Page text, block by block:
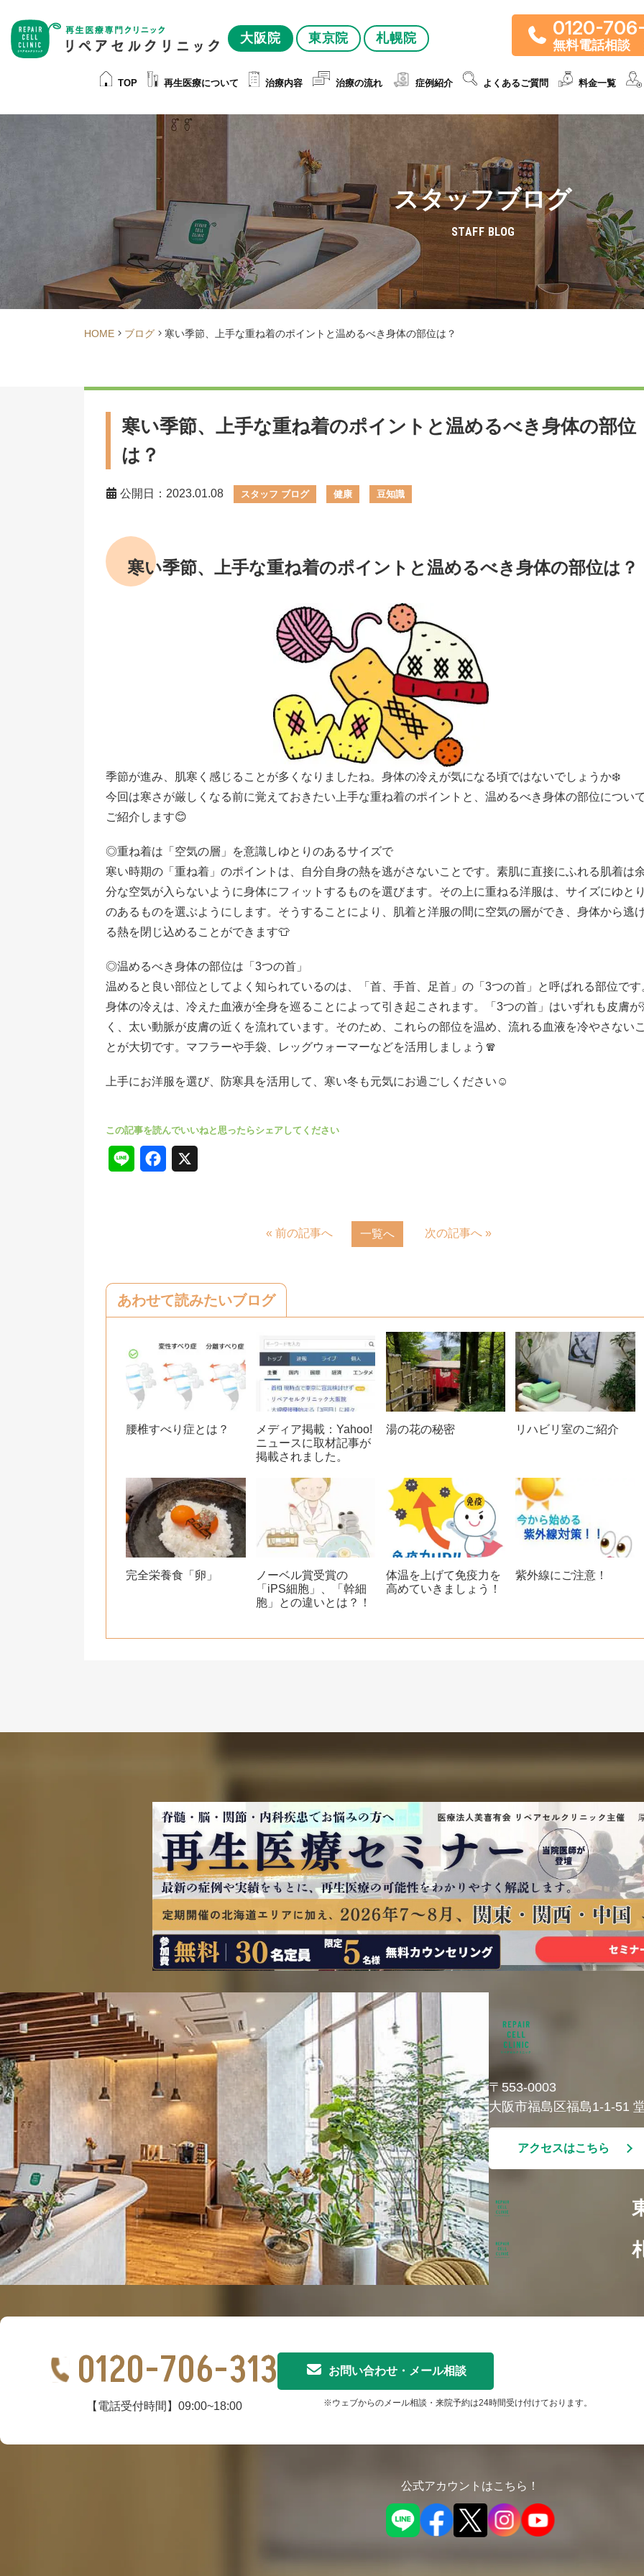
大阪院 東京院 札幌院 0120-
無料電話相談
TOP 再生医療について 治療内容 治療の流れ 症例紹介 よくあるご質問 料金一覧
スタッフブログ
STAFF BLOG
HOME ブログ 寒い季節、上手な重ね着のポイントと温めるべき身体の部位は？
寒い季節、上手な重ね着のポイントと温めるべき身体の部位
は？
公開日：2023.01.08 スタッフ ブログ 健康 豆知識
寒い季節、上手な重ね着のポイントと温めるべき身体の部位は？
季節が進み、肌寒く感じることが多くなりましたね。身体の冷えが気になる頃ではないでしょうか❄️
今回は寒さが厳しくなる前に覚えておきたい上手な重ね着のポイントと、温めるべき身体の部位について
ご紹介します😊
◎重ね着は「空気の層」を意識しゆとりのあるサイズで
寒い時期の「重ね着」のポイントは、自分自身の熱を逃がさないことです。素肌に直接にふれる肌着は
分な空気が入らないように身体にフィットするものを選びます。その上に重ねる洋服は、サイズにゆとり
のあるものを選ぶようにします。そうすることにより、肌着と洋服の間に空気の層ができ、身体から逃
る熱を閉じ込めることができます👕
◎温めるべき身体の部位は「3つの首」
温めると良い部位としてよく知られているのは、「首、手首、足首」の「3つの首」と呼ばれる部位です
身体の冷えは、冷えた血液が全身を巡ることによって引き起こされます。「3つの首」はいずれも皮膚が
く、太い動脈が皮膚の近くを流れています。そのため、これらの部位を温め、流れる血液を冷やさないこ
とが大切です。マフラーや手袋、レッグウォーマーなどを活用しましょう🧣
上手にお洋服を選び、防寒具を活用して、寒い冬も元気にお過ごしください☺️
o
« 前の記事へ 一覧へ 次の記事へ »
あわせて読みたいブログ
腰椎すべり症とは？
メディア掲載：Yahoo!
ニュースに取材記事が
掲載されました。
湯の花の秘密 リハビリ室のご紹介
完全栄養食「卵」
ノーベル賞受賞の
「iPS細胞」、「幹細
胞」との違いとは？！
体温を上げて免疫力を
高めていきましょう！
紫外線にご注意！
〒553-0003
大阪市福島区福島1-1-51
アクセスはこちら
0120-706-313
【電話受付時間】09:00~18:00
お問い合わせ・メール相談
※ウェブからのメール相談・来院予約は24時間受け付けております。
公式アカウントはこちら！